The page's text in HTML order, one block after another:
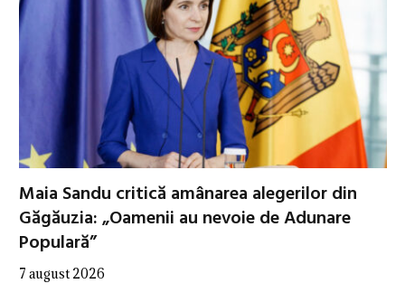
Maia Sandu critică amânarea alegerilor din
Găgăuzia: „Oamenii au nevoie de Adunare
Populară”
7 august 2026